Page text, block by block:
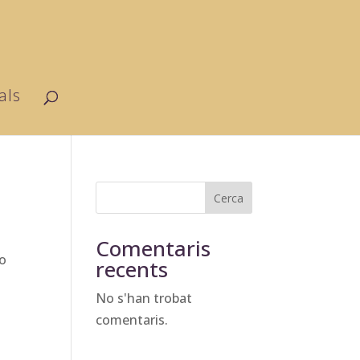
Cerca
Comentaris
recents
No s'han trobat
comentaris.